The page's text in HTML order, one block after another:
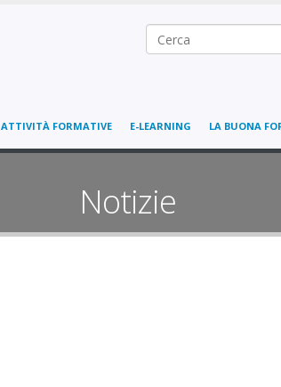
Ricerca nel sito
ATTIVITÀ FORMATIVE E-LEARNING LA BUONA
Notizie